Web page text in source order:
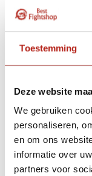
Toestemming
Deze website
We gebruiken
personaliseren,
en om ons
informatie over
partners voor
Apply filters